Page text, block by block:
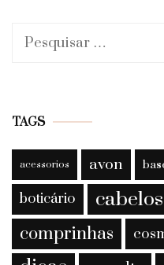
Pesquisar
TAGS
acessorios avon
boticário cabelos
comprinhas